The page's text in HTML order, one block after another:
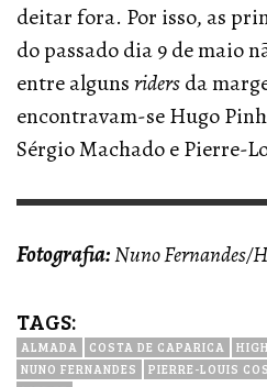
deitar fora. Por isso, as
do passado dia 9 de maio
entre algunsridersda
encontravam-se Hugo
Sérgio Machado e Pierre-
Fotografia:Nuno Fernandes/
TAGS:
ALMADA COSTA DE CAPARICA
NUNO FERNANDES
PIERRE-LOUIS